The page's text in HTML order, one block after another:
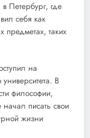
Петербург, где
себя как
предметах, таких
на
В
философии,
начал писать свои
жизни